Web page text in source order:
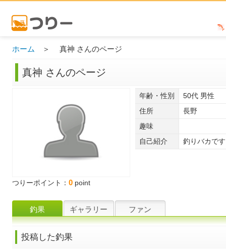
ホーム ＞ 真神 さんのページ
真神 さんのページ
つりーポイント： 0 point
年齢・性別
50代 男性
住所
長野
趣味
自己紹介
釣りバカで
釣果 ギャラリー ファン
投稿した釣果